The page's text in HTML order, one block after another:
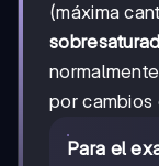
(máxima
por cambios
Para el